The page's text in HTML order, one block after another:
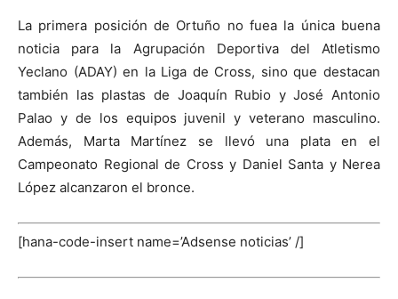
La primera posición de Ortuño no fuea la única buena
noticia para la Agrupación Deportiva del Atletismo
Yeclano (ADAY) en la Liga de Cross, sino que destacan
también las plastas de Joaquín Rubio y José Antonio
Palao y de los equipos juvenil y veterano masculino.
Además, Marta Martínez se llevó una plata en el
Campeonato Regional de Cross y Daniel Santa y Nerea
López alcanzaron el bronce.
[hana-code-insert name=’Adsense noticias’ /]